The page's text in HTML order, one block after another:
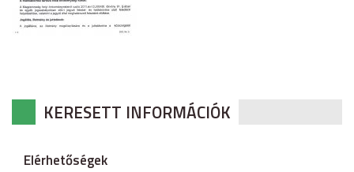
KERESETT INFORMÁCIÓK
Elérhetőségek